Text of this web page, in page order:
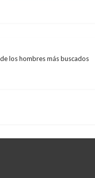
los hombres más buscados